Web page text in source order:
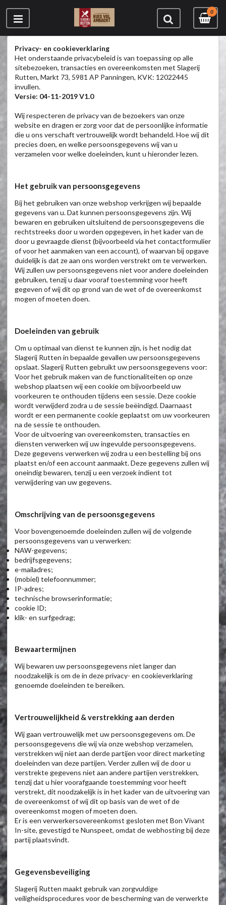
0
Privacy- en cookieverklaring
Het onderstaande privacybeleid is van toepassing op alle
sitebezoeken, transacties en overeenkomsten met Slagerij
Rutten, Markt 73, 5981 AP Panningen, KVK: 12022445
invullen.
Versie: 04-11-2019 V1.0
Wij respecteren de privacy van de bezoekers van onze
website en dragen er zorg voor dat de persoonlijke informatie
die u ons verschaft vertrouwelijk wordt behandeld. Hoe wij dit
precies doen, en welke persoonsgegevens wij van u
verzamelen voor welke doeleinden, kunt u hieronder lezen.
Het gebruik van persoonsgegevens
Bij het gebruiken van onze webshop verkrijgen wij bepaalde
gegevens van u. Dat kunnen persoonsgegevens zijn. Wij
bewaren en gebruiken uitsluitend de persoonsgegevens die
rechtstreeks door u worden opgegeven, in het kader van de
door u gevraagde dienst (bijvoorbeeld via het contactformulier
of voor het aanmaken van een account), of waarvan bij opgave
duidelijk is dat ze aan ons worden verstrekt om te verwerken.
Wij zullen uw persoonsgegevens niet voor andere doeleinden
gebruiken, tenzij u daar vooraf toestemming voor heeft
gegeven of wij dit op grond van de wet of de overeenkomst
mogen of moeten doen.
Doeleinden van gebruik
Om u optimaal van dienst te kunnen zijn, is het nodig dat
Slagerij Rutten in bepaalde gevallen uw persoonsgegevens
opslaat. Slagerij Rutten gebruikt uw persoonsgegevens voor:
Voor het gebruik maken van de functionaliteiten op onze
webshop plaatsen wij een cookie om bijvoorbeeld uw
voorkeuren te onthouden tijdens een sessie. Deze cookie
wordt verwijderd zodra u de sessie beëindigd. Daarnaast
wordt er een permanente cookie geplaatst om uw voorkeuren
na de sessie te onthouden.
Voor de uitvoering van overeenkomsten, transacties en
diensten verwerken wij uw ingevulde persoonsgegevens.
Deze gegevens verwerken wij zodra u een bestelling bij ons
plaatst en/of een account aanmaakt. Deze gegevens zullen wij
oneindig bewaren, tenzij u een verzoek indient tot
verwijdering van uw gegevens.
Omschrijving van de persoonsgegevens
Voor bovengenoemde doeleinden zullen wij de volgende
persoonsgegevens van u verwerken:
NAW-gegevens;
bedrijfsgegevens;
e-mailadres;
(mobiel) telefoonnummer;
IP-adres;
technische browserinformatie;
cookie ID;
klik- en surfgedrag;
Bewaartermijnen
Wij bewaren uw persoonsgegevens niet langer dan
noodzakelijk is om de in deze privacy- en cookieverklaring
genoemde doeleinden te bereiken.
Vertrouwelijkheid & verstrekking aan derden
Wij gaan vertrouwelijk met uw persoonsgegevens om. De
persoonsgegevens die wij via onze webshop verzamelen,
verstrekken wij niet aan derde partijen voor direct marketing
doeleinden van deze partijen. Verder zullen wij de door u
verstrekte gegevens niet aan andere partijen verstrekken,
tenzij dat u hier voorafgaande toestemming voor heeft
verstrekt, dit noodzakelijk is in het kader van de uitvoering van
de overeenkomst of wij dit op basis van de wet of de
overeenkomst mogen of moeten doen.
Er is een verwerkersovereenkomst gesloten met Bon Vivant
In-site, gevestigd te Nunspeet, omdat de webhosting bij deze
partij plaatsvindt.
Gegevensbeveiliging
Slagerij Rutten maakt gebruik van zorgvuldige
veiligheidsprocedures voor de bescherming van de verwerkte